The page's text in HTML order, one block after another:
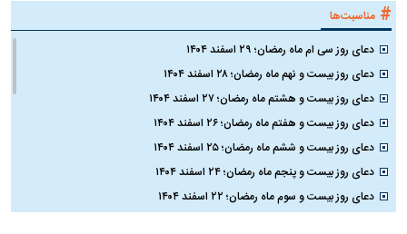
# مناسبت‌ها
دعای روز سی ام ماه رمضان؛ ۲۹ اسفند ۱۴۰۴
دعای روز بیست و نهم ماه رمضان؛ ۲۸ اسفند ۱۴۰۴
دعای روز بیست و هشتم ماه رمضان؛ ۲۷ اسفند ۱۴۰۴
دعای روز بیست و هفتم ماه رمضان؛ ۲۶ اسفند ۱۴۰۴
دعای روز بیست و ششم ماه رمضان؛ ۲۵ اسفند ۱۴۰۴
دعای روز بیست و پنجم ماه رمضان؛ ۲۴ اسفند ۱۴۰۴
دعای روز بیست و سوم ماه رمضان؛ ۲۲ اسفند ۱۴۰۴